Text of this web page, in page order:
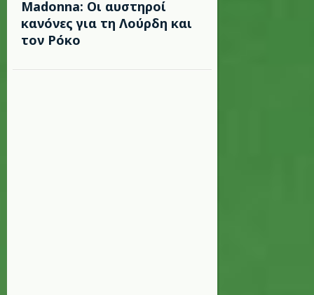
Madonna: Οι αυστηροί
κανόνες για τη Λούρδη και
τον Ρόκο